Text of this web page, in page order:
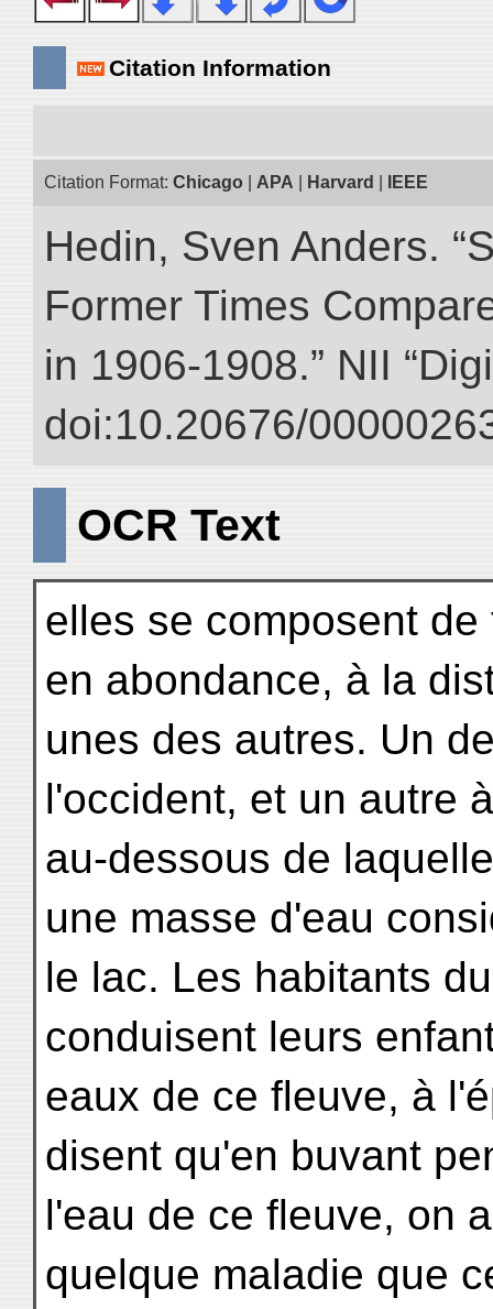
Citation Information
Citation Format: Chicago APA Harvard IEEE
Hedin, Sven Anders.
Former Times
in 1906-1908.” NII
doi:10.20676/
OCR Text
elles se composent
en abondance, à la
unes des autres. Un
l'occident, et un autre
au-dessous de
une masse d'eau
le lac. Les habitants
conduisent leurs
eaux de ce fleuve, à
disent qu'en buvant
l'eau de ce fleuve, on
quelque maladie que